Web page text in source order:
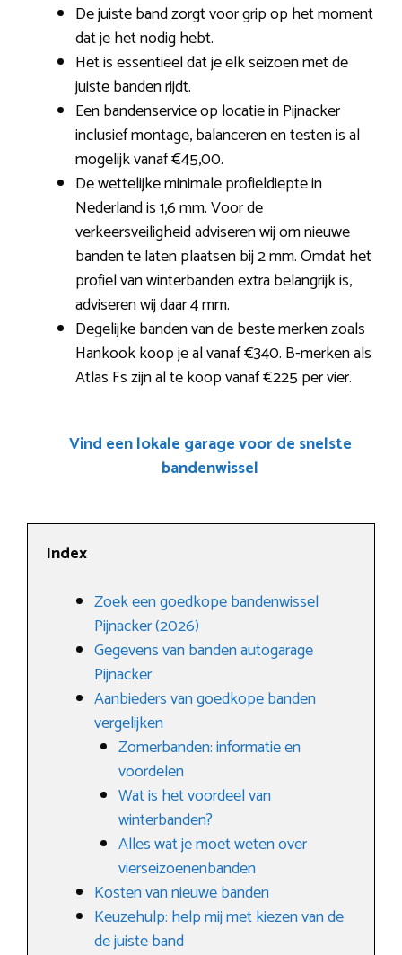
De juiste band zorgt voor grip op het moment
dat je het nodig hebt.
Het is essentieel dat je elk seizoen met de
juiste banden rijdt.
Een bandenservice op locatie in Pijnacker
inclusief montage, balanceren en testen is al
mogelijk vanaf €45,00.
De wettelijke minimale profieldiepte in
Nederland is 1,6 mm. Voor de
verkeersveiligheid adviseren wij om nieuwe
banden te laten plaatsen bij 2 mm. Omdat het
profiel van winterbanden extra belangrijk is,
adviseren wij daar 4 mm.
Degelijke banden van de beste merken zoals
Hankook koop je al vanaf €340. B-merken als
Atlas Fs zijn al te koop vanaf €225 per vier.
Vind een lokale garage voor de snelste
bandenwissel
Index
Zoek een goedkope bandenwissel
Pijnacker (2026)
Gegevens van banden autogarage
Pijnacker
Aanbieders van goedkope banden
vergelijken
Zomerbanden: informatie en
voordelen
Wat is het voordeel van
winterbanden?
Alles wat je moet weten over
vierseizoenenbanden
Kosten van nieuwe banden
Keuzehulp: help mij met kiezen van de
de juiste band